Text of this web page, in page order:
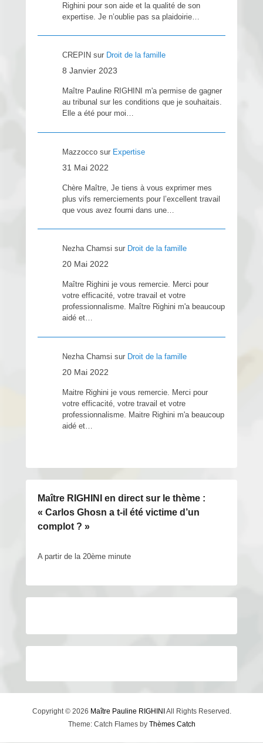
Righini pour son aide et la qualité de son
expertise. Je n’oublie pas sa plaidoirie…
CREPIN sur Droit de la famille
8 Janvier 2023
Maître Pauline RIGHINI m'a permise de gagner
au tribunal sur les conditions que je souhaitais.
Elle a été pour moi…
Mazzocco sur Expertise
31 Mai 2022
Chère Maître, Je tiens à vous exprimer mes
plus vifs remerciements pour l’excellent travail
que vous avez fourni dans une…
Nezha Chamsi sur Droit de la famille
20 Mai 2022
Maître Righini je vous remercie. Merci pour
votre efficacité, votre travail et votre
professionnalisme. Maître Righini m'a beaucoup
aidé et…
Nezha Chamsi sur Droit de la famille
20 Mai 2022
Maitre Righini je vous remercie. Merci pour
votre efficacité, votre travail et votre
professionnalisme. Maitre Righini m'a beaucoup
aidé et…
Maître RIGHINI en direct sur le thème :
« Carlos Ghosn a t-il été victime d’un
complot ? »
A partir de la 20ème minute
Copyright © 2026 Maître Pauline RIGHINI All Rights Reserved.
Theme: Catch Flames by Thèmes Catch